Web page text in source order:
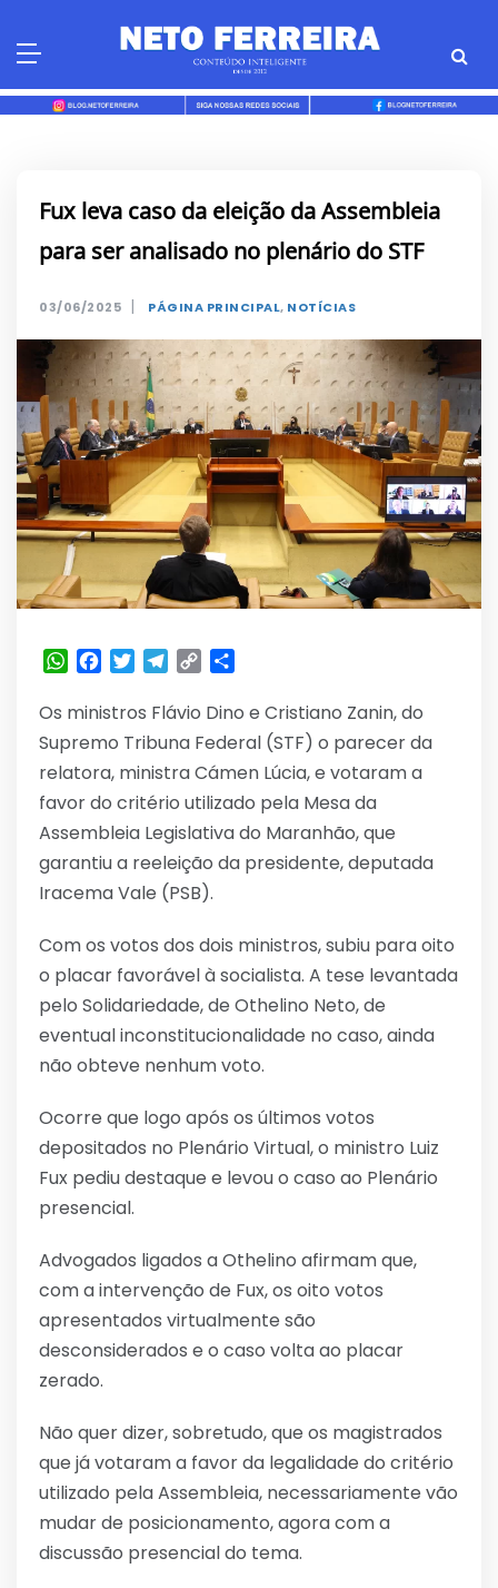
Fux leva caso da eleição da Assembleia
para ser analisado no plenário do STF
03/06/2025 | PÁGINA PRINCIPAL, NOTÍCIAS
WhatsApp
Facebook
TwitterTelegram
Copy
Os ministros Flávio Dino e Cristiano Zanin, do
Supremo Tribuna Federal (STF) o parecer da
relatora, ministra Cámen Lúcia, e votaram a
favor do critério utilizado pela Mesa da
Assembleia Legislativa do Maranhão, que
garantiu a reeleição da presidente, deputada
Iracema Vale (PSB).
Com os votos dos dois ministros, subiu para oito
o placar favorável à socialista. A tese levantada
pelo Solidariedade, de Othelino Neto, de
eventual inconstitucionalidade no caso, ainda
não obteve nenhum voto.
Ocorre que logo após os últimos votos
depositados no Plenário Virtual, o ministro Luiz
Fux pediu destaque e levou o caso ao Plenário
presencial.
Advogados ligados a Othelino afirmam que,
com a intervenção de Fux, os oito votos
apresentados virtualmente são
desconsiderados e o caso volta ao placar
zerado.
Não quer dizer, sobretudo, que os magistrados
que já votaram a favor da legalidade do critério
utilizado pela Assembleia, necessariamente vão
mudar de posicionamento, agora com a
discussão presencial do tema.